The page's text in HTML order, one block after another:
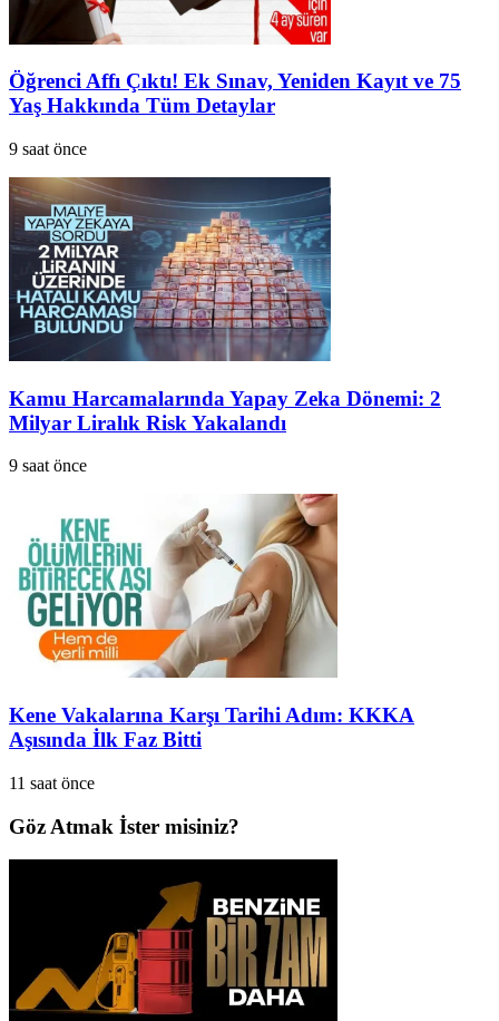
Öğrenci Affı Çıktı! Ek Sınav, Yeniden Kayıt ve 75
Yaş Hakkında Tüm Detaylar
9 saat önce
Kamu Harcamalarında Yapay Zeka Dönemi: 2
Milyar Liralık Risk Yakalandı
9 saat önce
Kene Vakalarına Karşı Tarihi Adım: KKKA
Aşısında İlk Faz Bitti
11 saat önce
Göz Atmak İster misiniz?